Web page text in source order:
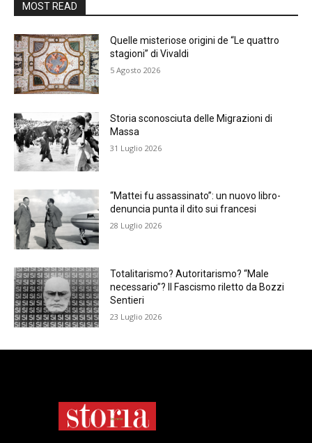
MOST READ
Quelle misteriose origini de “Le quattro
stagioni” di Vivaldi
5 Agosto 2026
Storia sconosciuta delle Migrazioni di
Massa
31 Luglio 2026
“Mattei fu assassinato”: un nuovo libro-
denuncia punta il dito sui francesi
28 Luglio 2026
Totalitarismo? Autoritarismo? “Male
necessario”? Il Fascismo riletto da Bozzi
Sentieri
23 Luglio 2026